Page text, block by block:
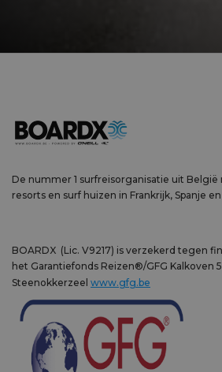
De nummer 1 surfreisorganisatie uit
resorts en surf huizen in Frankrijk, Spanje
BOARDX (Lic. V9217) is verzekerd tegen
het Garantiefonds Reizen®/GFG Kalkoven
Steenokkerzeel www.gfg.be